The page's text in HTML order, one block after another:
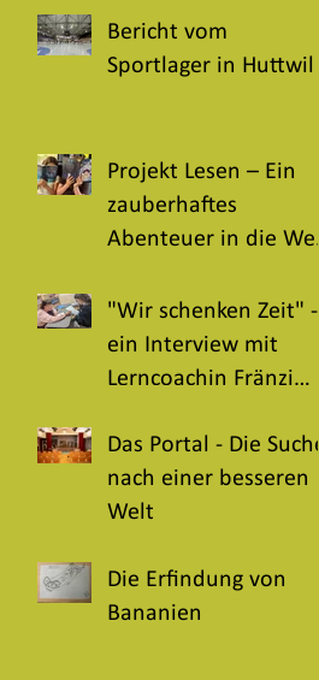
Bericht vom
Sportlager in Huttwil
Projekt Lesen – Ein
zauberhaftes
Abenteuer in die Welt
"Wir schenken Zeit" -
ein Interview mit
Lerncoachin Fränzi
Das Portal - Die Suche
nach einer besseren
Welt
Die Erfindung von
Bananien